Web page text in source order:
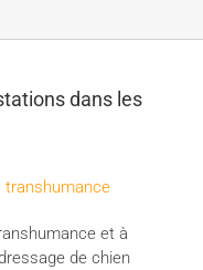
dans les
transhumance
et à
de chien